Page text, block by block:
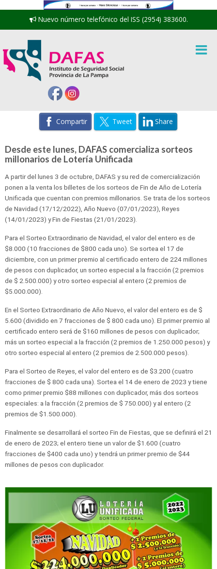
Nuevo número telefónico del ISS (2954) 383600.
Compartir Tweet Share
Desde este lunes, DAFAS comercializa sorteos
millonarios de Lotería Unificada
A partir del lunes 3 de octubre, DAFAS y su red de comercialización
ponen a la venta los billetes de los sorteos de Fin de Año de Lotería
Unificada que cuentan con premios millonarios. Se trata de los sorteos
de Navidad (17/12/2022), Año Nuevo (07/01/2023), Reyes
(14/01/2023) y Fin de Fiestas (21/01/2023).
Para el Sorteo Extraordinario de Navidad, el valor del entero es de
$8.000 (10 fracciones de $800 cada uno). Se sortea el 17 de
diciembre, con un primer premio al certificado entero de 224 millones
de pesos con duplicador, un sorteo especial a la fracción (2 premios
de $ 2.500.000) y otro sorteo especial al entero (2 premios de
$5.000.000).
En el Sorteo Extraordinario de Año Nuevo, el valor del entero es de $
5.600 (dividido en 7 fracciones de $ 800 cada uno). El primer premio al
certificado entero será de $160 millones de pesos con duplicador;
más un sorteo especial a la fracción (2 premios de 1.250.000 pesos) y
otro sorteo especial al entero (2 premios de 2.500.000 pesos).
Para el Sorteo de Reyes, el valor del entero es de $3.200 (cuatro
fracciones de $ 800 cada una). Sortea el 14 de enero de 2023 y tiene
como primer premio $88 millones con duplicador, más dos sorteos
especiales: a la fracción (2 premios de $ 750.000) y al entero (2
premios de $1.500.000).
Finalmente se desarrollará el sorteo Fin de Fiestas, que se definirá el 21
de enero de 2023; el entero tiene un valor de $1.600 (cuatro
fracciones de $400 cada uno) y tendrá un primer premio de $44
millones de pesos con duplicador.